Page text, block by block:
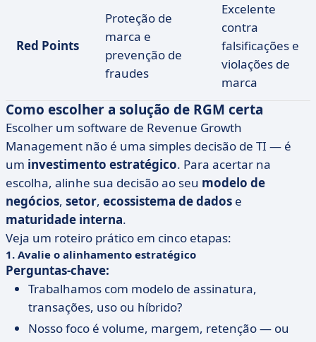
Red Points
Proteção de
marca e
prevenção de
fraudes
Excelente
contra
falsificações e
violações de
marca
Como escolher a solução de RGM certa
Escolher um software de Revenue Growth
Management não é uma simples decisão de TI — é
um investimento estratégico. Para acertar na
escolha, alinhe sua decisão ao seu modelo de
negócios, setor, ecossistema de dados e
maturidade interna.
Veja um roteiro prático em cinco etapas:
1. Avalie o alinhamento estratégico
Perguntas-chave:
Trabalhamos com modelo de assinatura,
transações, uso ou híbrido?
Nosso foco é volume, margem, retenção — ou